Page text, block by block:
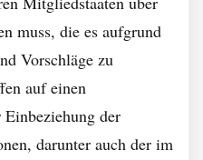
muss, die es aufgrund
Vorschläge zu
auf einen
der
darunter auch der im